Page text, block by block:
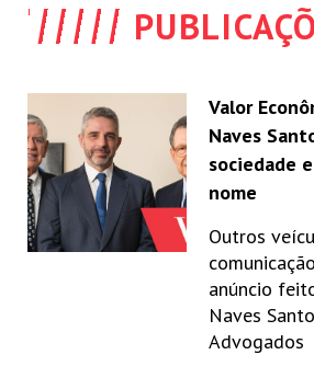
Valor
Naves
sociedade
nome
Outros
anúncio
Naves
Advogados